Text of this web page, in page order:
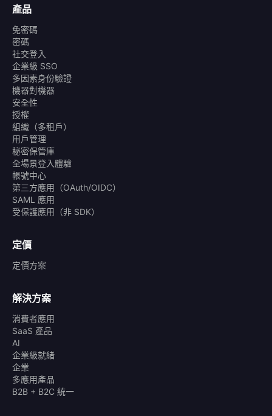
產品
免密碼
密碼
社交登入
企業級 SSO
多因素身份驗證
機器對機器
安全性
授權
組織（多租戶）
用戶管理
秘密保管庫
全場景登入體驗
帳號中心
第三方應用（OAuth/OIDC）
SAML 應用
受保護應用（非 SDK）
定價
定價方案
解決方案
消費者應用
SaaS 產品
AI
企業級就緒
企業
多應用產品
B2B + B2C 統一